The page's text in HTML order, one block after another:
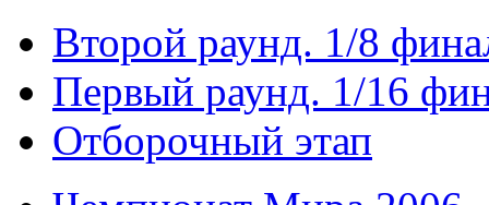
Второй раунд. 1/8
Первый раунд. 1/16
Отборочный этап